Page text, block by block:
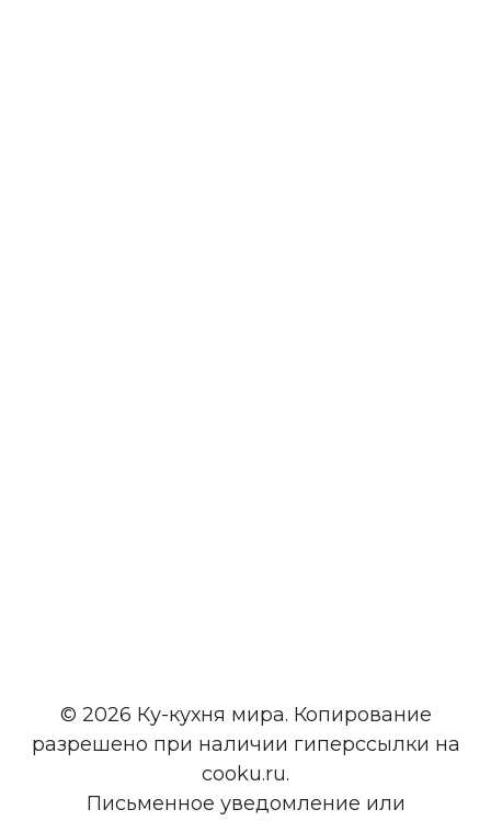
© 2026 Ку-кухня мира. Копирование
разрешено при наличии гиперссылки на
cooku.ru.
Письменное уведомление или